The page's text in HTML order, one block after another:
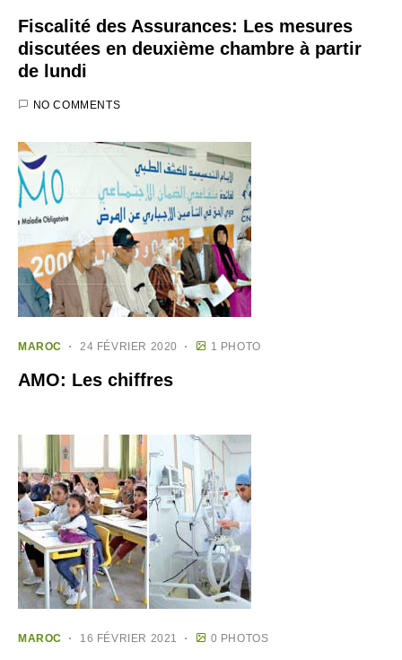
Fiscalité des Assurances: Les mesures
discutées en deuxième chambre à partir
de lundi
NO COMMENTS
MAROC 24 FÉVRIER 2020 1 PHOTO
AMO: Les chiffres
MAROC 16 FÉVRIER 2021 0 PHOTOS